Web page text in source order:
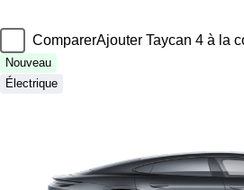
ComparerAjouter Taycan 4 à la
Nouveau
Électrique